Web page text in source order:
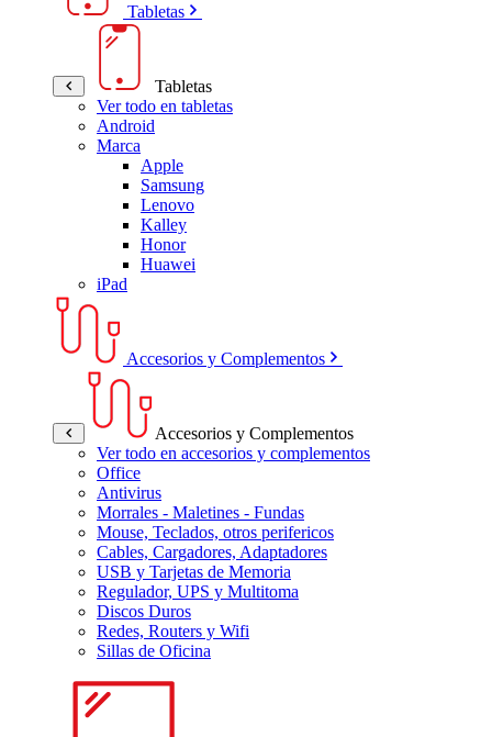
Tabletas
Tabletas
Ver todo en tabletas
Android
Marca
Apple
Samsung
Lenovo
Kalley
Honor
Huawei
iPad
Accesorios y Complementos
Accesorios y Complementos
Ver todo en accesorios y complementos
Office
Antivirus
Morrales - Maletines - Fundas
Mouse, Teclados, otros perifericos
Cables, Cargadores, Adaptadores
USB y Tarjetas de Memoria
Regulador, UPS y Multitoma
Discos Duros
Redes, Routers y Wifi
Sillas de Oficina